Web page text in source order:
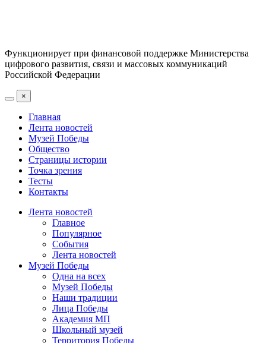
Функционирует при финансовой поддержке Министерства
цифрового развития, связи и массовых коммуникаций
Российской Федерации
×
Главная
Лента новостей
Музей Победы
Общество
Страницы истории
Точка зрения
Тесты
Контакты
Лента новостей
Главное
Популярное
События
Лента новостей
Музей Победы
Одна на всех
Музей Победы
Наши традиции
Лица Победы
Академия МП
Школьный музей
Территория Победы